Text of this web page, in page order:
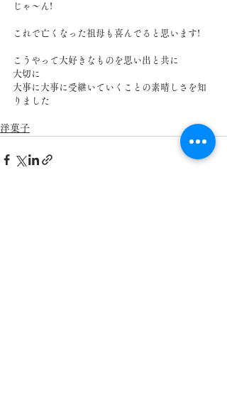
じゃ～ん!
これで亡くなった祖母も喜んでると思います!
こうやって大好きなものを思い出と共に
大切に
大事に大事に受継いていくことの素晴しさを知
りました
洋菓子